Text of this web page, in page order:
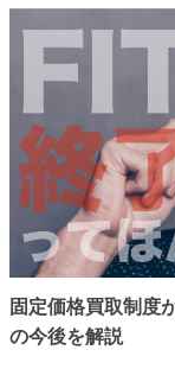
固定価格買取制度
の今後を解説